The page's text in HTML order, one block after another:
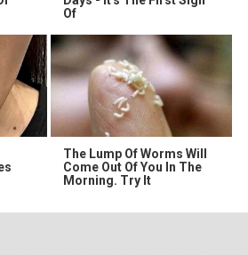
Of
The Lump Of Worms Will
Come Out Of You In The
Morning. Try It